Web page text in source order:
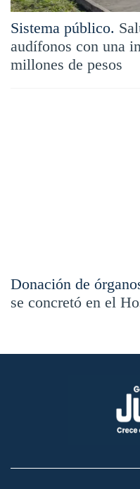
Sistema público.
audífonos con una
millones de pesos
Donación de
se concretó en el